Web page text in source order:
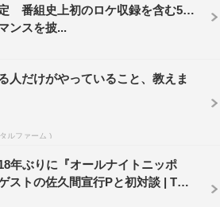
番組史上初のロケ収録を含む5曲
ンスを披...
人だけがやっていること、教えま
ルファーム )
年ぶりに『オールナイトニッポ
トの佐久間宣行Pと初対談 | TV L